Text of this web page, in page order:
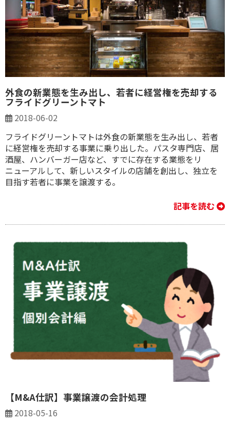
外食の新業態を生み出し、若者に経営権を売却する
フライドグリーントマト
2018-06-02
フライドグリーントマトは外食の新業態を生み出し、若者
に経営権を売却する事業に乗り出した。パスタ専門店、居
酒屋、ハンバーガー店など、すでに存在する業態をリ
ニューアルして、新しいスタイルの店舗を創出し、独立を
目指す若者に事業を譲渡する。
記事を読む
【M&A仕訳】事業譲渡の会計処理
2018-05-16